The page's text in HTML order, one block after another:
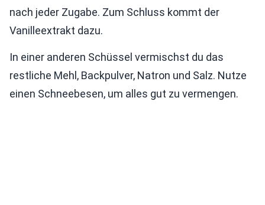
nach jeder Zugabe. Zum Schluss kommt der
Vanilleextrakt dazu.
In einer anderen Schüssel vermischst du das
restliche Mehl, Backpulver, Natron und Salz. Nutze
einen Schneebesen, um alles gut zu vermengen.